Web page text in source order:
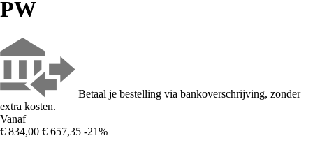
PW
Betaal je bestelling via bankoverschrijving, zonder
extra kosten.
Vanaf
€ 834,00 € 657,35 -21%